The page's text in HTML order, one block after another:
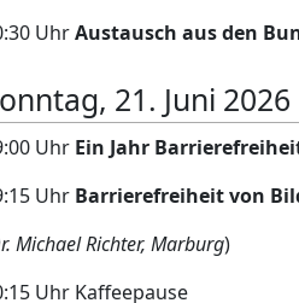
UhrAustausch aus den
21. Juni 2026
Uhr Ein Jahr
Uhr Barrierefreiheit von
Michael Richter, Marburg)
Uhr Kaffeepause